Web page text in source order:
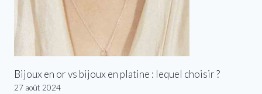
Bijoux en or vs bijoux en platine : lequel choisir ?
27 août 2024